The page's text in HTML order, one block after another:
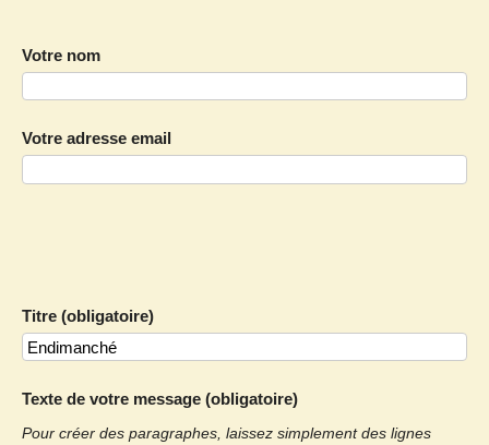
Votre nom
Votre adresse email
Titre (obligatoire)
Texte de votre message (obligatoire)
Pour créer des paragraphes, laissez simplement des lignes